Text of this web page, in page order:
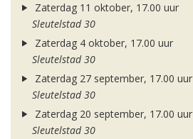
Zaterdag 11 oktober, 17.00 uur
Sleutelstad 30
Zaterdag 4 oktober, 17.00 uur
Sleutelstad 30
Zaterdag 27 september, 17.00 uur
Sleutelstad 30
Zaterdag 20 september, 17.00 uur
Sleutelstad 30